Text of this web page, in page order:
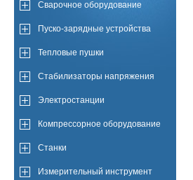
Сварочное оборудование
Пуско-зарядные устройства
Тепловые пушки
Стабилизаторы напряжения
Электростанции
Компрессорное оборудование
Станки
Измерительный инструмент